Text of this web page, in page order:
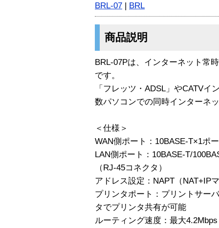
BRL-07 | BRL
商品説明
BRL-07Pは、インターネット常
です。
「フレッツ・ADSL」やCATV
数パソコンでの同時インターネ
＜仕様＞
WAN側ポート：10BASE-T×1ポ
LAN側ポート：10BASE-T/
（RJ-45コネクタ）
アドレス設定：NAPT（NAT+IP
プリンタポート：プリントサー
タでプリンタ共有が可能
ルーティング速度：最大4.2Mbps